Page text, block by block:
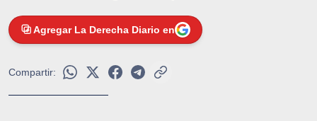
Agregar La Derecha Diario en
Compartir: